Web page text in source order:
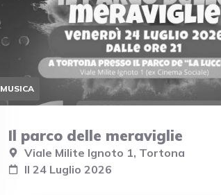
MUSICA
Il parco delle meraviglie
Viale Milite Ignoto 1, Tortona
Il 24 Luglio 2026